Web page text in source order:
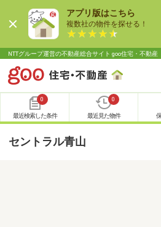
アプリ版はこちら
複数社の物件を探せる！
NTTグループ運営の不動産総合サイト goo住宅・不動産
0
最近検索した条件
0
最近見た物件
セントラル青山